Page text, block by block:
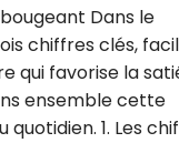
Dans le
chiffres clés,
qui favorise la
ensemble cette
1. Les